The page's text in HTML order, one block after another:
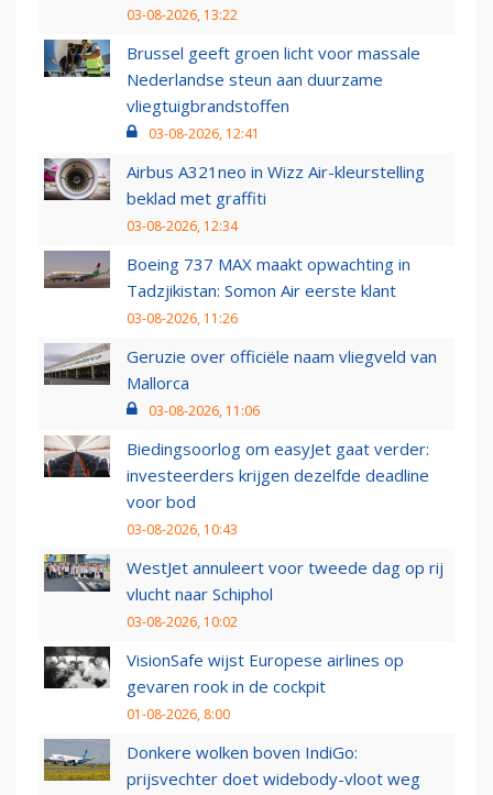
03-08-2026, 13:22
Brussel geeft groen licht voor massale
Nederlandse steun aan duurzame
vliegtuigbrandstoffen
03-08-2026, 12:41
Airbus A321neo in Wizz Air-kleurstelling
beklad met graffiti
03-08-2026, 12:34
Boeing 737 MAX maakt opwachting in
Tadzjikistan: Somon Air eerste klant
03-08-2026, 11:26
Geruzie over officiële naam vliegveld van
Mallorca
03-08-2026, 11:06
Biedingsoorlog om easyJet gaat verder:
investeerders krijgen dezelfde deadline
voor bod
03-08-2026, 10:43
WestJet annuleert voor tweede dag op rij
vlucht naar Schiphol
03-08-2026, 10:02
VisionSafe wijst Europese airlines op
gevaren rook in de cockpit
01-08-2026, 8:00
Donkere wolken boven IndiGo:
prijsvechter doet widebody-vloot weg